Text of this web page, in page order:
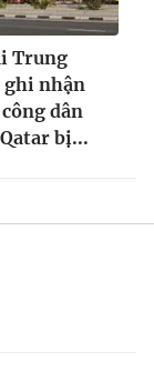
Trung
ghi nhận
dân
bị...